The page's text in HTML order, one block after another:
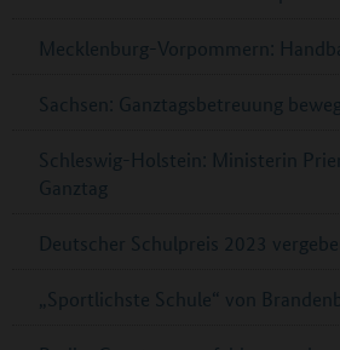
Mecklenburg-Vorpommern:
Sachsen: Ganztagsbetreuung
Schleswig-Holstein: Ministerin
Ganztag
Deutscher Schulpreis 2023
„Sportlichste Schule“ von